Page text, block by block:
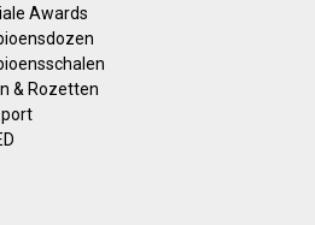
Awards
& Rozetten